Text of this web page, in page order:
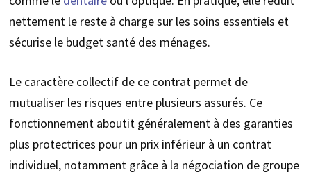
nettement le reste à charge sur les soins essentiels et
sécurise le budget santé des ménages.
Le caractère collectif de ce contrat permet de
mutualiser les risques entre plusieurs assurés. Ce
fonctionnement aboutit généralement à des garanties
plus protectrices pour un prix inférieur à un contrat
individuel, notamment grâce à la négociation de groupe